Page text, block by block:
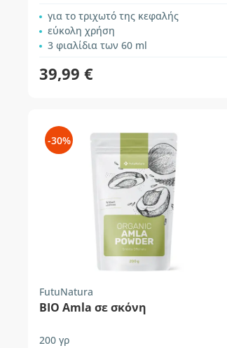
για το τριχωτό της κεφαλής
εύκολη χρήση
3 φιαλίδια των 60 ml
39,99 €
-30%
FutuNatura
ΒΙΟ Amla σε σκόνη
200 γρ